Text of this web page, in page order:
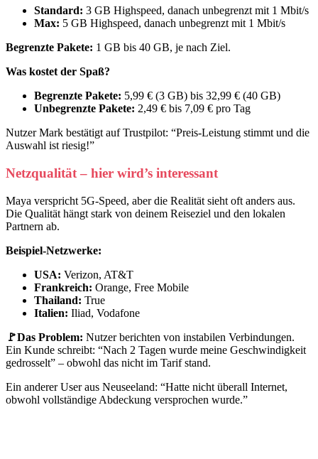
Standard: 3 GB Highspeed, danach unbegrenzt mit 1 Mbit/s
Max: 5 GB Highspeed, danach unbegrenzt mit 1 Mbit/s
Begrenzte Pakete: 1 GB bis 40 GB, je nach Ziel.
Was kostet der Spaß?
Begrenzte Pakete: 5,99 € (3 GB) bis 32,99 € (40 GB)
Unbegrenzte Pakete: 2,49 € bis 7,09 € pro Tag
Nutzer Mark bestätigt auf Trustpilot: “Preis-Leistung stimmt und die
Auswahl ist riesig!”
Netzqualität– hier wird’s interessant
Maya verspricht 5G-Speed, aber die Realität sieht oft anders aus.
Die Qualität hängt stark von deinem Reiseziel und den lokalen
Partnern ab.
Beispiel-Netzwerke:
USA: Verizon, AT&T
Frankreich: Orange, Free Mobile
Thailand: True
Italien: Iliad, Vodafone
🚩Das Problem: Nutzer berichten von instabilen Verbindungen.
Ein Kunde schreibt: “Nach 2 Tagen wurde meine Geschwindigkeit
gedrosselt” – obwohl das nicht im Tarif stand.
Ein anderer User aus Neuseeland: “Hatte nicht überall Internet,
obwohl vollständige Abdeckung versprochen wurde.”